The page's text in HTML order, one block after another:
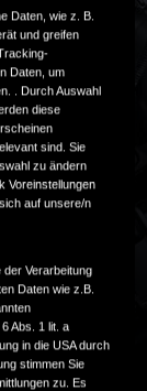
Welten.
und einem
1999
erste
in Europa
diese Art
dank
sanften und
Daten, wie z. B.
und greifen
Daten, um
. Durch Auswahl
diese
sind. Sie
zu ändern
Voreinstellungen
auf unsere/n
der Verarbeitung
Daten wie z.B.
Abs. 1 lit. a
in die USA durch
stimmen Sie
zu. Es